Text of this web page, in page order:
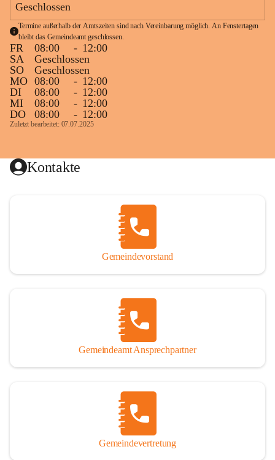
Geschlossen
Termine außerhalb der Amtszeiten sind nach Vereinbarung möglich. An Fenstertagen
bleibt das Gemeindeamt geschlossen.
FR 08:00 - 12:00
SA
Geschlossen
SO
Geschlossen
MO 08:00 - 12:00
DI
08:00 - 12:00
MI
08:00 - 12:00
DO
08:00 - 12:00
Zuletzt bearbeitet: 07.07.2025
Kontakte
Gemeindevorstand
Gemeindeamt Ansprechpartner
Gemeindevertretung